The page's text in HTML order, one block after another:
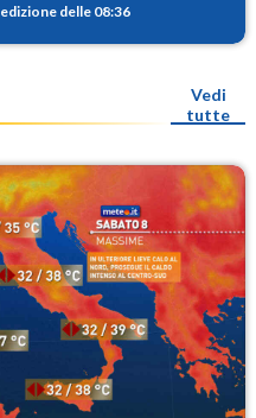
edizione delle 08:36
Vedi
tutte